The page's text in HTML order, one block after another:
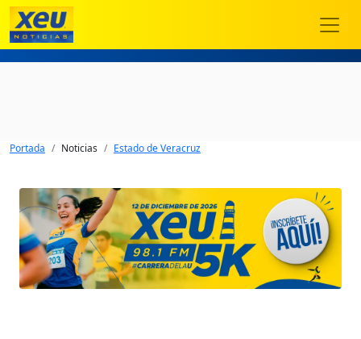
Portada Noticias Estado de Veracruz